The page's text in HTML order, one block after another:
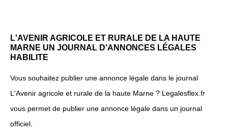
L'AVENIR AGRICOLE ET RURALE DE LA HAUTE
MARNE UN JOURNAL D'ANNONCES LÉGALES
HABILITE
Vous souhaitez publier une annonce légale dans le journal
L'Avenir agricole et rurale de la haute Marne ? Legalesflex.fr
vous permet de publier une annonce légale dans un journal
officiel.